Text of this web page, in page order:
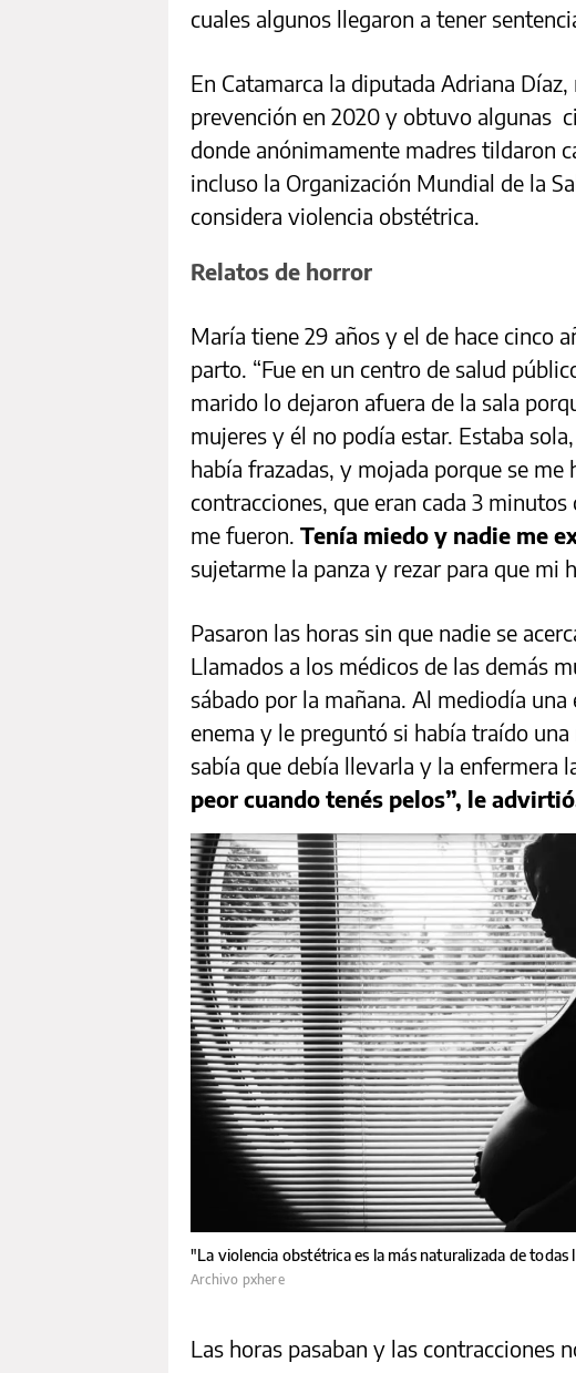
cuales algunos llegaron a tener
En Catamarca la diputada Adriana
prevención en 2020 y obtuvo algunas
donde anónimamente madres tildaron
incluso la Organización Mundial de la
considera violencia obstétrica.
Relatos de horror
María tiene 29 años y el de hace cinco
parto. “Fue en un centro de salud
marido lo dejaron afuera de la sala
mujeres y él no podía estar. Estaba
había frazadas, y mojada porque se me
contracciones, que eran cada 3
me fueron. Tenía miedo y nadie me
sujetarme la panza y rezar para que mi
Pasaron las horas sin que nadie se
Llamados a los médicos de las demás
sábado por la mañana. Al mediodía
enema y le preguntó si había traído
sabía que debía llevarla y la enfermera
peor cuando tenés pelos”, le
"La violencia obstétrica es la más naturalizada de
Archivo pxhere
Las horas pasaban y las contracciones